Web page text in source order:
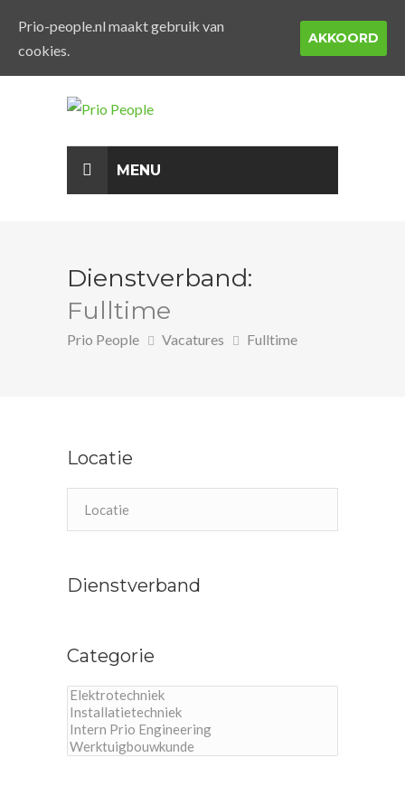
MENU
Dienstverband:
Fulltime
Prio People Vacatures Fulltime
Locatie
Dienstverband
Categorie
Prio-people.nl maakt gebruik van
cookies.
AKKOORD